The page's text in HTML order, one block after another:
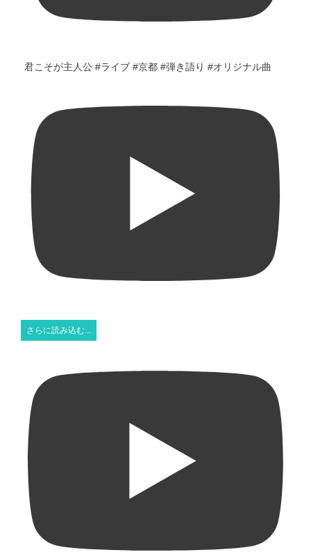
君こそが主人公 #ライブ #京都 #弾き語り #オリジナル曲
さらに読み込む...